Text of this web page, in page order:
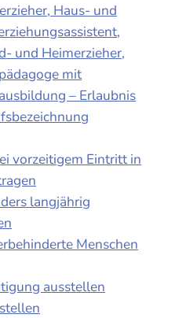
Haus- und
und Heimerzieher,
mit
– Erlaubnis
vorzeitigem Eintritt in
langjährig
Menschen
ausstellen